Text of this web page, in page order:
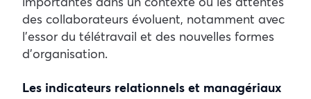
des collaborateurs évoluent, notamment avec
l’essor du télétravail et des nouvelles formes
d’organisation.
Les indicateurs relationnels et managériaux